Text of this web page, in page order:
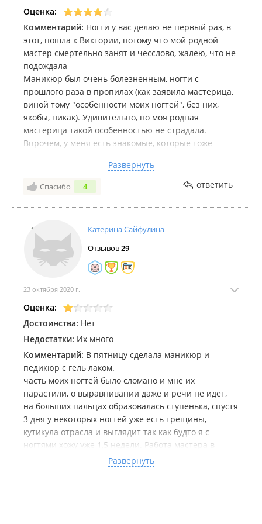
Оценка:
Комментарий: Ногти у вас делаю не первый раз, в
этот, пошла к Виктории, потому что мой родной
мастер смертельно занят и чесслово, жалею, что не
подождала
Маникюр был очень болезненным, ногти с
прошлого раза в пропилах (как заявила мастерица,
виной тому "особенности моих ногтей", без них,
якобы, никак). Удивительно, но моя родная
мастерица такой особенностью не страдала.
Впрочем, у меня есть знакомые, которые тоже
Виктории. Видимо, она особенная.
Особенная ещё и в плане тактичности – правда,
почувствовала себя, словно на базаре, когда
мастерица зычно, на весь салон поинтересовалась,
специалистка клиенток за людей не считает, что
могут сами за себя ответить. Или это сомнение в
состоятельности? Неужто к ней обычно ходят те, что
"забывают" расплатиться?
Звёзды ставлю своему мастеру Ксении и мастеру -
бровисту - Марии, за прекрасными бровками (и
другим удалениям волос на лице) к ней, тут
претензий нет – высший класс.
Развернуть
Спасибо 4 ответить
Катерина Сайфулина
Отзывов29
23 октября 2020 г.
Оценка:
Достоинства: Нет
Недостатки: Их много
Комментарий: В пятницу сделала маникюр и
педикюр с гель лаком.
часть моих ногтей было сломано и мне их
нарастили, о выравнивании даже и речи не идёт,
на больших пальцах образовалась ступенька, спустя
3 дня у некоторых ногтей уже есть трещины,
кутикула отрасла и выглядит так как будто я с
ногтями хожу уже 1,5 недели. Работа мастера в
целом очень не аккуратная и не правильная, форма
на ногтях разная, а сделать форму «пуантов» она
Развернуть